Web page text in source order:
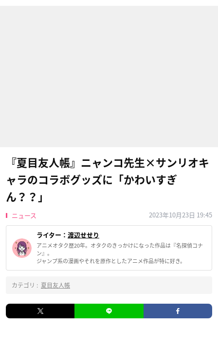
『夏目友人帳』ニャンコ先生×サンリオキ
ャラのコラボグッズに「かわいすぎ
ん？？」
ニュース 2023年10月23日 19:45
ライター： 渡辺せせり
アニメオタク歴20年。オタクのきっかけになった作品は『名探偵コナ
ン』。
ジャンプ系の漫画やそれを原作としたアニメ作品が特に好き。
カテゴリ : 夏目友人帳